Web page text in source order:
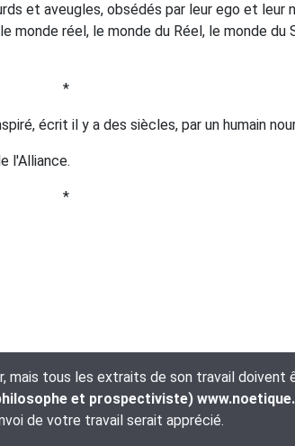
et aveugles, obsédés par leur ego et leur
réel, le monde du Réel, le monde du
*
écrit il y a des siècles, par un humain
l'Alliance.
*
mais tous les extraits de son travail doivent
et prospectiviste)
de votre travail serait apprécié.